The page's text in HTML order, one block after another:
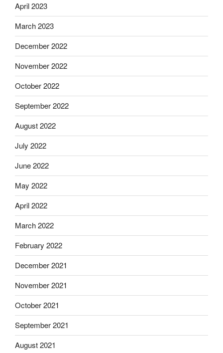
April 2023
March 2023
December 2022
November 2022
October 2022
September 2022
August 2022
July 2022
June 2022
May 2022
April 2022
March 2022
February 2022
December 2021
November 2021
October 2021
September 2021
August 2021